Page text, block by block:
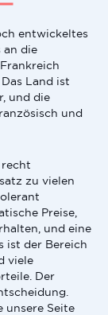
entwickeltes
an die
Land ist
und die
und
recht
zu vielen
Preise,
und eine
ist der Bereich
viele
Der
unsere Seite